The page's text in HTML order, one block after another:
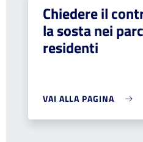
Chiedere il
la sosta nei
residenti
VAI ALLA PAGINA